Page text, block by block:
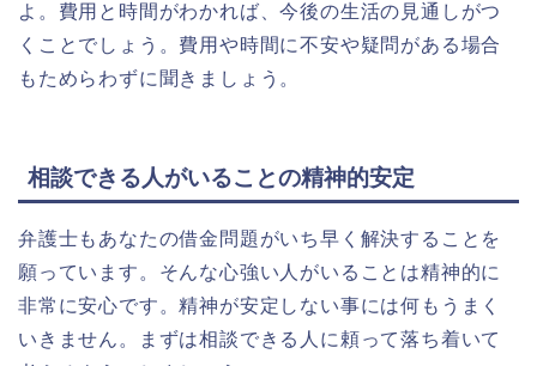
よ。費用と時間がわかれば、今後の生活の見通しがつ
くことでしょう。 費用や時間に不安や疑問がある場合
もためらわずに聞きましょう。
相談できる人がいることの精神的安定
弁護士もあなたの借金問題がいち早く解決することを
願っています。そんな心強い人がいることは精神的に
非常に安心です。精神が安定しない事には何もうまく
いきません。まずは相談できる人に頼って落ち着いて